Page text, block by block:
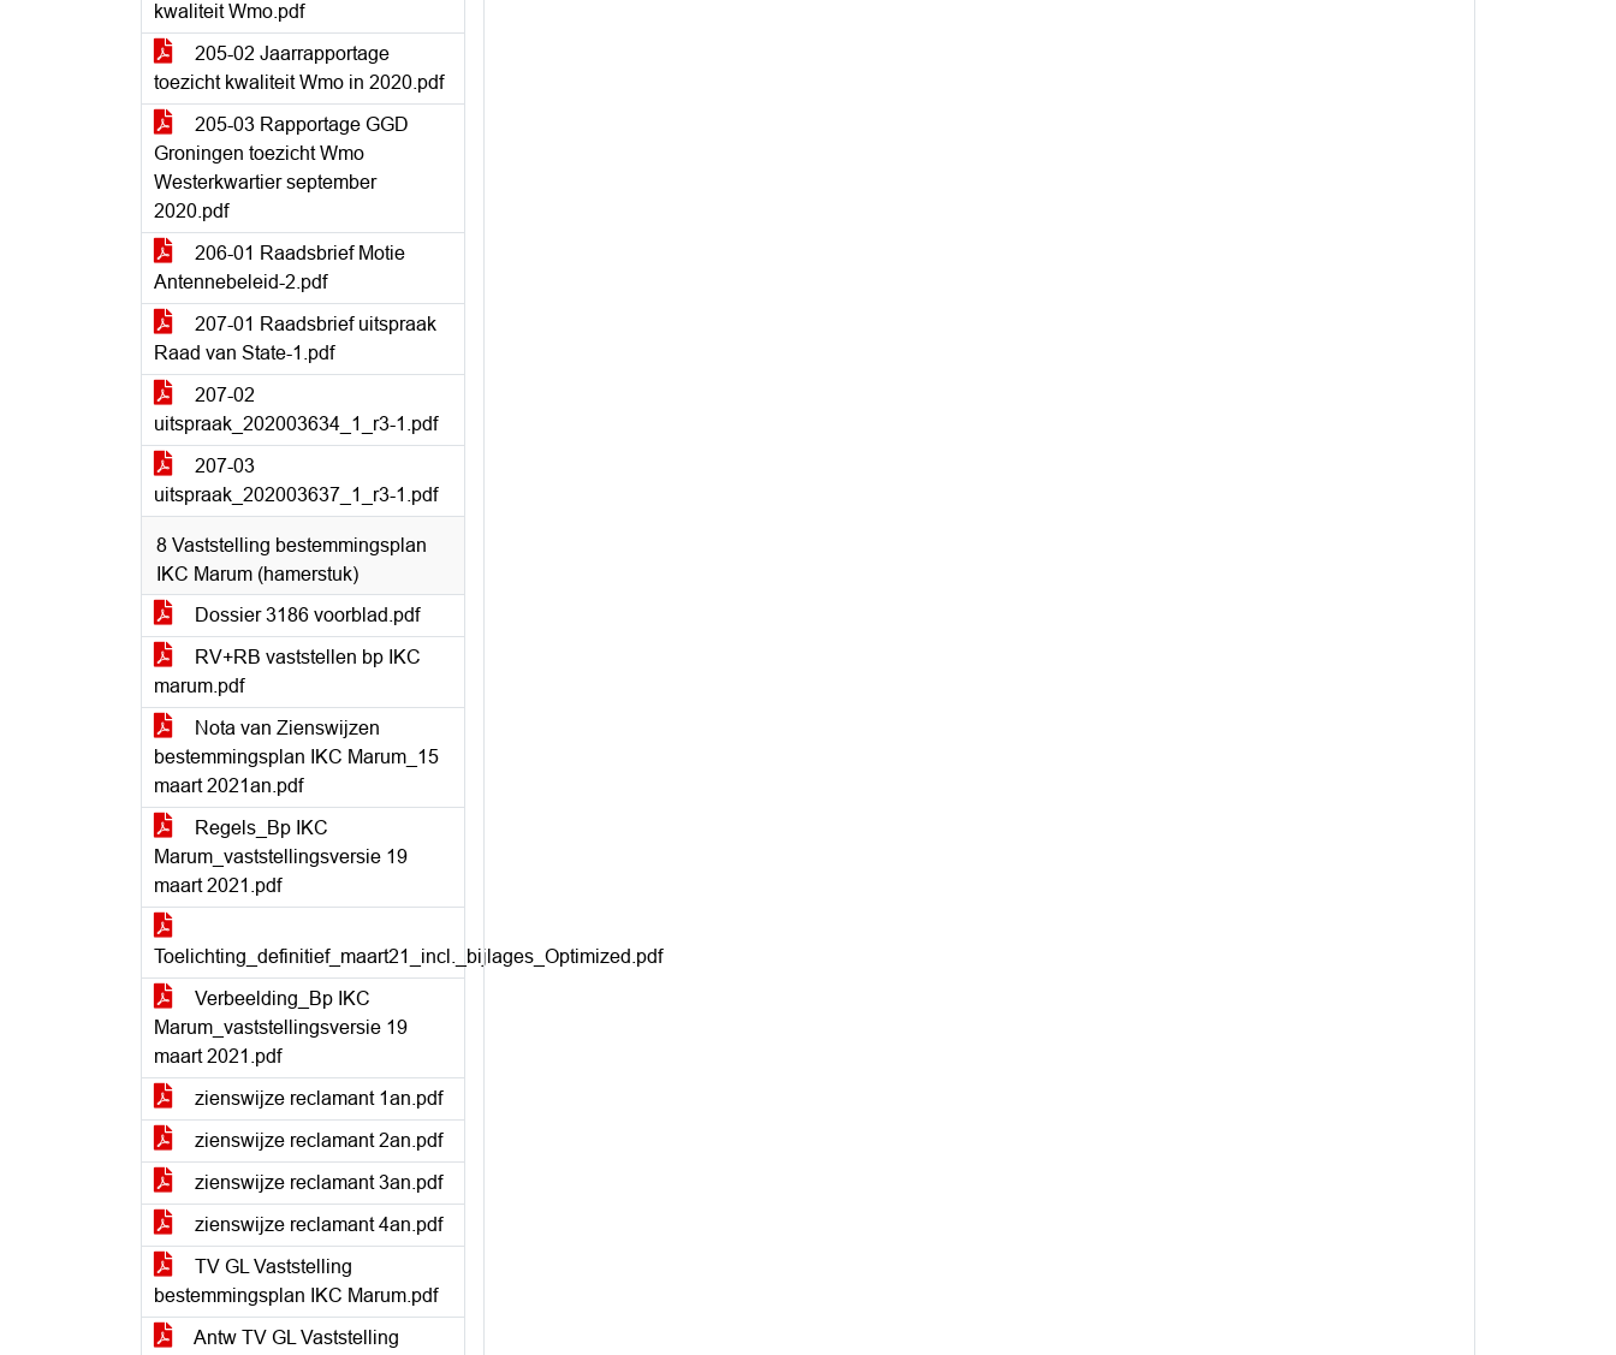
kwaliteit Wmo.pdf
205-02 Jaarrapportage
toezicht kwaliteit Wmo in 2020.pdf
205-03 Rapportage GGD
Groningen toezicht Wmo
Westerkwartier september
2020.pdf
206-01 Raadsbrief Motie
Antennebeleid-2.pdf
207-01 Raadsbrief uitspraak
Raad van State-1.pdf
207-02
uitspraak_202003634_1_r3-1.pdf
207-03
uitspraak_202003637_1_r3-1.pdf
8 Vaststelling bestemmingsplan
IKC Marum (hamerstuk)
Dossier 3186 voorblad.pdf
RV+RB vaststellen bp IKC
marum.pdf
Nota van Zienswijzen
bestemmingsplan IKC Marum_15
maart 2021an.pdf
Regels_Bp IKC
Marum_vaststellingsversie 19
maart 2021.pdf
Toelichting_definitief_maart21_incl._bijlages_Optimized.pdf
Verbeelding_Bp IKC
Marum_vaststellingsversie 19
maart 2021.pdf
zienswijze reclamant 1an.pdf
zienswijze reclamant 2an.pdf
zienswijze reclamant 3an.pdf
zienswijze reclamant 4an.pdf
TV GL Vaststelling
bestemmingsplan IKC Marum.pdf
Antw TV GL Vaststelling